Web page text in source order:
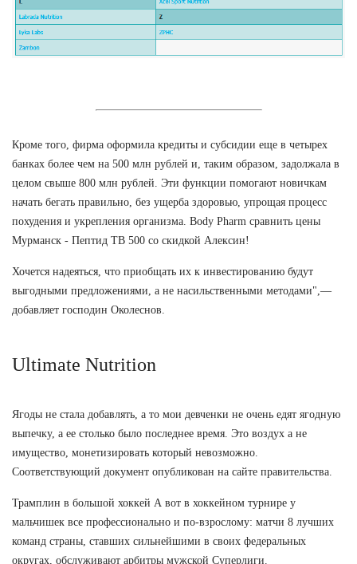
Кроме того, фирма оформила кредиты и субсидии еще в четырех
банках более чем на 500 млн рублей и, таким образом, задолжала в
целом свыше 800 млн рублей. Эти функции помогают новичкам
начать бегать правильно, без ущерба здоровью, упрощая процесс
похудения и укрепления организма. Body Pharm сравнить цены
Мурманск - Пептид TB 500 со скидкой Алексин!
Хочется надеяться, что приобщать их к инвестированию будут
выгодными предложениями, а не насильственными методами",—
добавляет господин Околеснов.
Ultimate Nutrition
Ягоды не стала добавлять, а то мои девченки не очень едят ягодную
выпечку, а ее столько было последнее время. Это воздух а не
имущество, монетизировать который невозможно.
Соответствующий документ опубликован на сайте правительства.
Трамплин в большой хоккей А вот в хоккейном турнире у
мальчишек все профессионально и по-взрослому: матчи 8 лучших
команд страны, ставших сильнейшими в своих федеральных
округах, обслуживают арбитры мужской Суперлиги.